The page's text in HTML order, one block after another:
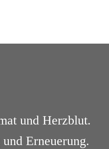
und Herzblut.
Erneuerung.